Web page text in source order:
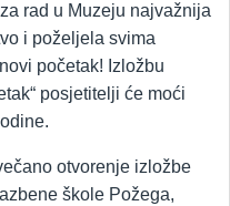
rad u Muzeju najvažnija
i poželjela svima
početak! Izložbu
posjetitelji će moći
otvorenje izložbe
škole Požega,